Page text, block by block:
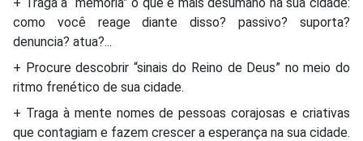
como você reage diante disso? passivo? suporta?
denuncia? atua?...
+ Procure descobrir “sinais do Reino de Deus” no meio do
ritmo frenético de sua cidade.
+ Traga à mente nomes de pessoas corajosas e criativas
que contagiam e fazem crescer a esperança na sua cidade.